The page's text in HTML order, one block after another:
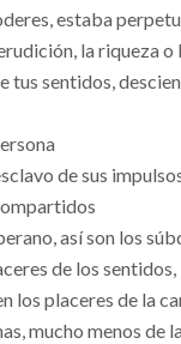
estaba
la riqueza o
tus sentidos,
de sus
así son los
de los
los placeres de la
mucho menos de